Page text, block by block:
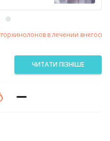
в лечении
ЧИТАТИ ПІЗНІШЕ